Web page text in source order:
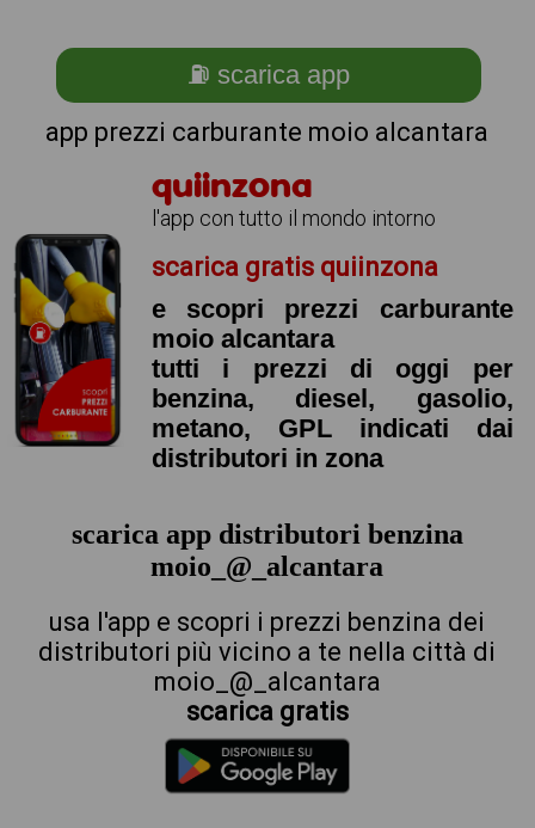
⛽ scarica app
app prezzi carburante moio alcantara
quiinzona
l'app con tutto il mondo intorno
scarica gratis quiinzona
e scopri prezzi carburante
moio alcantara
tutti i prezzi di oggi per
benzina, diesel, gasolio,
metano, GPL indicati dai
distributori in zona
scarica app distributori benzina
moio_@_alcantara
usa l'app e scopri i prezzi benzina dei
distributori più vicino a te nella città di
moio_@_alcantara
scarica gratis